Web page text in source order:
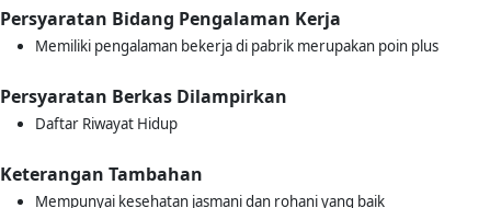
Persyaratan Bidang Pengalaman Kerja
Memiliki pengalaman bekerja di pabrik merupakan poin plus
Persyaratan Berkas Dilampirkan
Daftar Riwayat Hidup
Keterangan Tambahan
Mempunyai kesehatan jasmani dan rohani yang baik